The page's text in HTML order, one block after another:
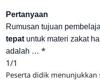
Pertanyaan
Rumusan tujuan
tepat untuk materi zakat
adalah … *
1/1
Peserta didik